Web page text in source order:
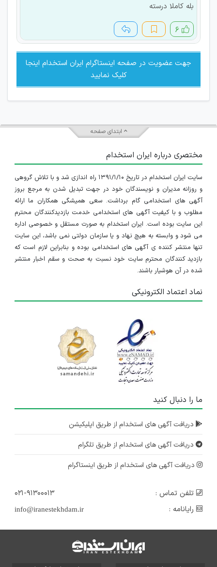
بله کاملا درسته
۶
جهت عضویت در صفحه اینستاگرام ایران استخدام اینجا
کلیک نمایید
ابتدای صفحه
مختصری درباره ایران استخدام
سایت ایران استخدام در تاریخ ۱۳۹۱/۱/۱۰ راه اندازی شد و با تلاش گروهی
و روزانه مدیران و نویسندگان خود در جهت تبدیل شدن به مرجع بروز
آگهی های استخدامی گام برداشت. سعی همیشگی همکاران ما ارائه
مطلوب و با کیفیت آگهی های استخدامی خدمت بازدیدکنندگان محترم
این سایت بوده است. ایران استخدام به صورت مستقل و خصوصی اداره
می شود و وابسته به هیچ نهاد و یا سازمان دولتی نمی باشد، این سایت
تنها منتشر کننده ی آگهی های استخدامی بوده و بنابراین لازم است که
بازدید کنندگان محترم سایت خود نسبت به صحت و سقم اخبار منتشر
شده در آن هوشیار باشند.
نماد اعتماد الکترونیکی
ما را دنبال کنید
دریافت آگهی های استخدام از طریق اپلیکیشن
دریافت آگهی های استخدام از طریق تلگرام
دریافت آگهی های استخدام از طریق اینستاگرام
تلفن تماس :
۰۲۱-۹۱۳۰۰۰۱۳
رایانامه :
info@iranestekhdam.ir